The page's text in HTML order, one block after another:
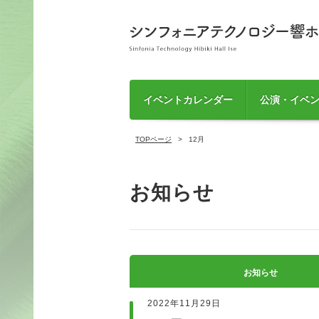
イベントカレンダー 公演・イベ
TOPページ 12月
お知らせ
お知らせ
2022年11月29日